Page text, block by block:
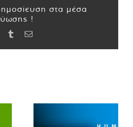
στα μέσα
!
WhatsApp
TumblrEmail